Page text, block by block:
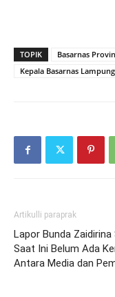
TOPIK Basarnas
Kepala Basarnas Lampung
Artikulli paraprak
Lapor Bunda Zaidirina
Saat Ini Belum Ada
Antara Media dan